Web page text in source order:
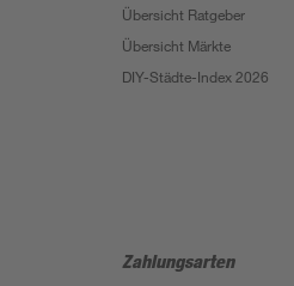
Übersicht Ratgeber
Übersicht Märkte
DIY-Städte-Index 2026
Zahlungsarten